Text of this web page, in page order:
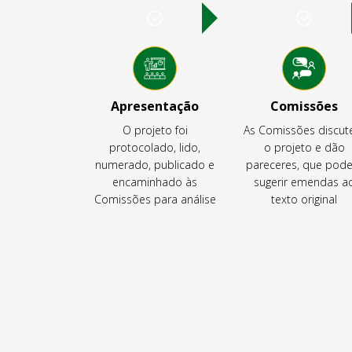
Apresentação
O projeto foi
protocolado, lido,
numerado, publicado e
encaminhado às
Comissões para análise
Comissões
As Comissões
o projeto e dão
pareceres, que
sugerir emendas
texto original